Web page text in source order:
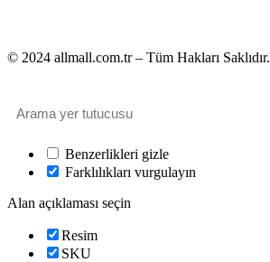
© 2024 allmall.com.tr – Tüm Hakları Saklıdır.
Benzerlikleri gizle
Farklılıkları vurgulayın
Alan açıklaması seçin
Resim
SKU